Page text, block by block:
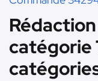
catégorie